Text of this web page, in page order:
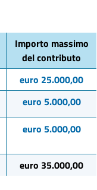
Importo massimo
del contributo
euro 25.000,00
euro 5.000,00
euro 5.000,00
euro 35.000,00